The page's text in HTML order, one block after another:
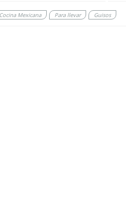
Cocina Mexicana Para llevar Guisos